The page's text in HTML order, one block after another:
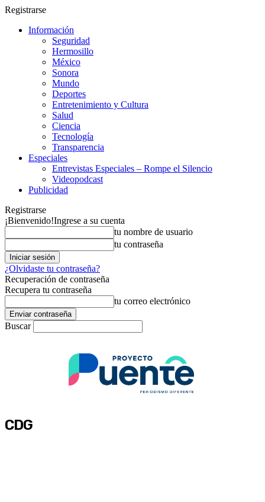
Registrarse
Información
Seguridad
Hermosillo
México
Sonora
Mundo
Deportes
Entretenimiento y Cultura
Salud
Ciencia
Tecnología
Transparencia
Especiales
Entrevistas Especiales – Rompe el Silencio
Videopodcast
Publicidad
Registrarse
¡Bienvenido!Ingrese a su cuenta
tu nombre de usuario
tu contraseña
¿Olvidaste tu contraseña?
Recuperación de contraseña
Recupera tu contraseña
tu correo electrónico
Buscar
CDG